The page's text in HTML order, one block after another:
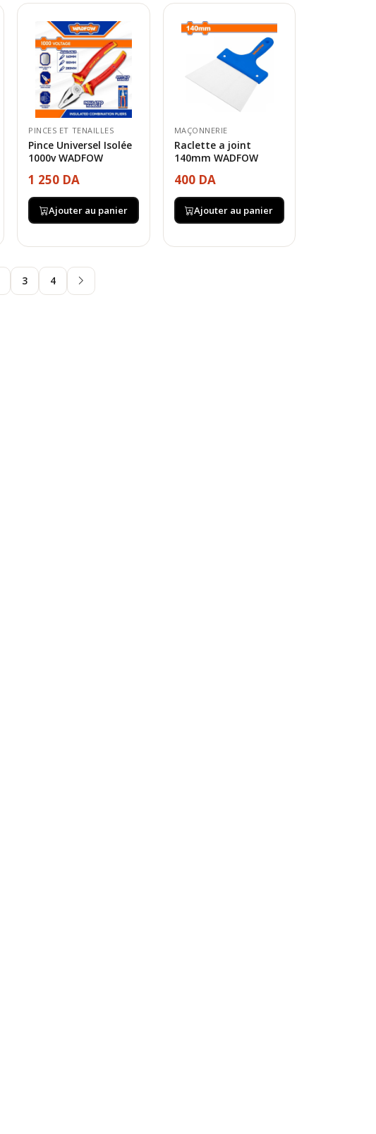
PINCES ET TENAILLES
Pince Universel Isolée
1000v WADFOW
1 250 DA
Ajouter au panier
MAÇONNERIE
Raclette a joint
140mm WADFOW
400 DA
Ajouter au panier
3 4